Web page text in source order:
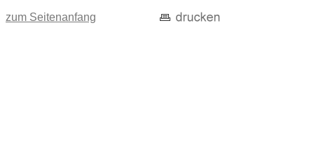
zum Seitenanfang